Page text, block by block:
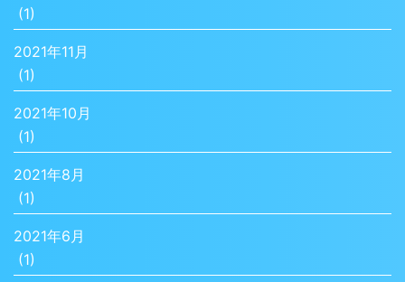
(1)
2021年11月
(1)
2021年10月
(1)
2021年8月
(1)
2021年6月
(1)